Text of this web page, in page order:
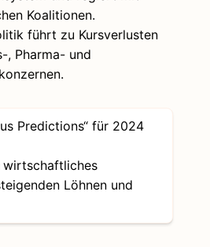
Koalitionen.
führt zu Kursverlusten
, Pharma- und
Löhnen und